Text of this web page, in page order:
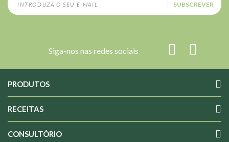
SUBSCREVER
Siga-nos nas redes sociais
PRODUTOS
RECEITAS
CONSULTÓRIO